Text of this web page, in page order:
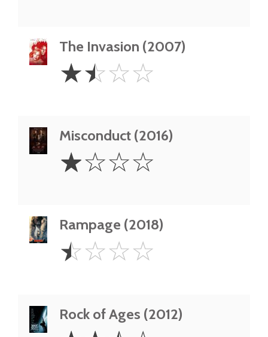
The Invasion (2007)
1.5
Stars
☆☆☆☆
Misconduct (2016)
Star
☆☆☆☆
Rampage (2018)
0.5
Star
☆☆☆☆
Rock of Ages (2012)
2.5